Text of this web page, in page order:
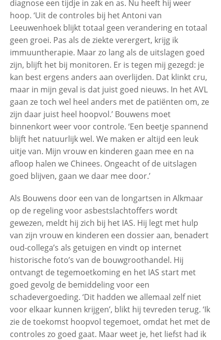
diagnose een tijdje in zak en as. Nu heeft hij weer
hoop. ‘Uit de controles bij het Antoni van
Leeuwenhoek blijkt totaal geen verandering en totaal
geen groei. Pas als de ziekte verergert, krijg ik
immuuntherapie. Maar zo lang als de uitslagen goed
zijn, blijft het bij monitoren. Er is tegen mij gezegd: je
kan best ergens anders aan overlijden. Dat klinkt cru,
maar in mijn geval is dat juist goed nieuws. In het AVL
gaan ze toch wel heel anders met de patiënten om, ze
zijn daar juist heel hoopvol.’ Bouwens moet
binnenkort weer voor controle. ‘Een beetje spannend
blijft het natuurlijk wel. We maken er altijd een leuk
uitje van. Mijn vrouw en kinderen gaan mee en na
afloop halen we Chinees. Ongeacht of de uitslagen
goed blijven, gaan we daar mee door.’
Als Bouwens door een van de longartsen in Alkmaar
op de regeling voor asbestslachtoffers wordt
gewezen, meldt hij zich bij het IAS. Hij legt met hulp
van zijn vrouw en kinderen een dossier aan, benadert
oud-collega’s als getuigen en vindt op internet
historische foto’s van de bouwgroothandel. Hij
ontvangt de tegemoetkoming en het IAS start met
goed gevolg de bemiddeling voor een
schadevergoeding. ‘Dit hadden we allemaal zelf niet
voor elkaar kunnen krijgen’, blikt hij tevreden terug. ‘Ik
zie de toekomst hoopvol tegemoet, omdat het met de
controles zo goed gaat. Maar weet je, het liefst had ik